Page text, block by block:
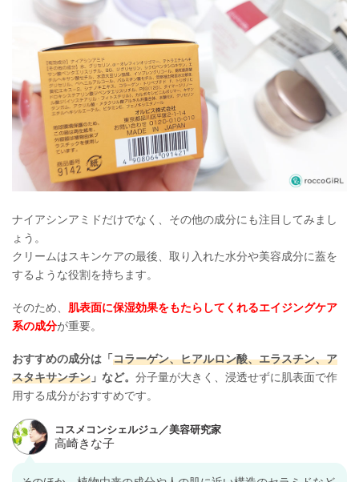
ナイアシンアミドだけでなく、その他の成分にも注目してみまし
ょう。
クリームはスキンケアの最後、取り入れた水分や美容成分に蓋を
するような役割を持ちます。
そのため、 肌表面に保湿効果をもたらしてくれるエイジングケア
系の成分が重要。
おすすめの成分は「コラーゲン、ヒアルロン酸、エラスチン、ア
スタキサンチン 」など。 分子量が大きく、浸透せずに肌表面で作
用する成分がおすすめです。